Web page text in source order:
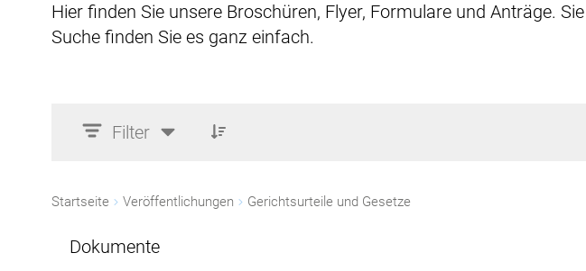
Hier finden Sie unsere Broschüren, Flyer, Formulare und Anträge.
Suche finden Sie es ganz einfach.
Filter
Startseite Veröffentlichungen Gerichtsurteile und Gesetze
Dokumente